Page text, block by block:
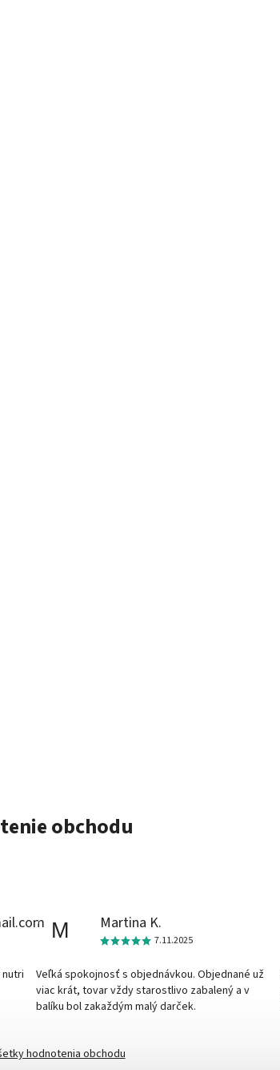
obchodu
M Martina K.
7.11.2025
Veľká spokojnosť s objednávkou. Objednané už
viac krát, tovar vždy starostlivo zabalený a v
balíku bol zakaždým malý darček.
hodnotenia obchodu